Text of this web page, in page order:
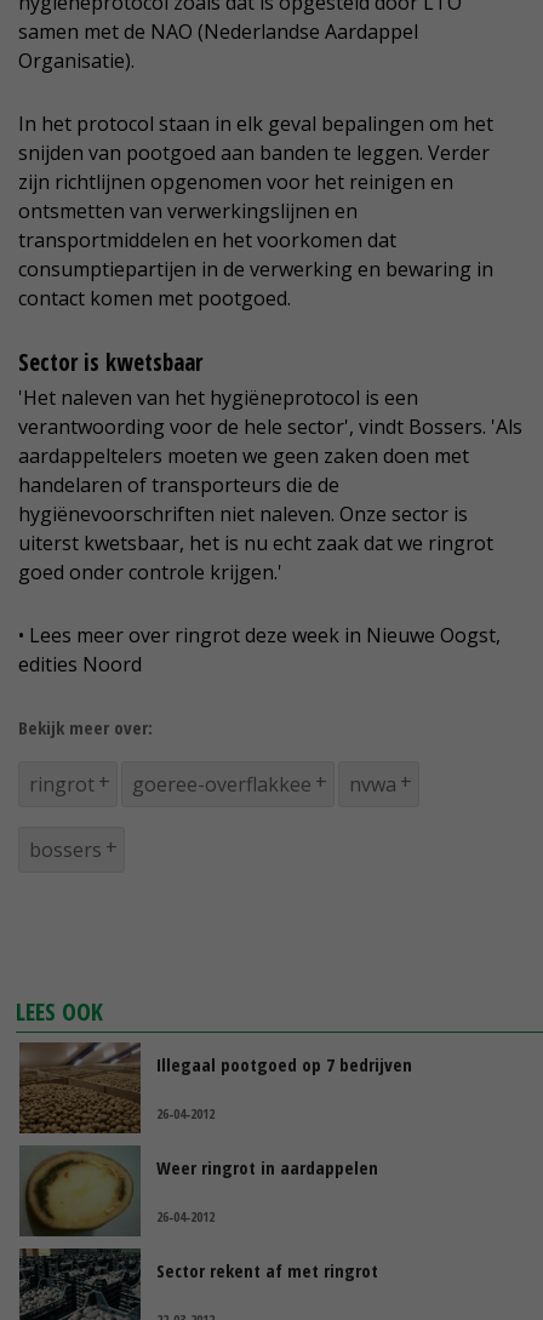
samen met de NAO (Nederlandse Aardappel
Organisatie).
In het protocol staan in elk geval bepalingen om het
snijden van pootgoed aan banden te leggen. Verder
zijn richtlijnen opgenomen voor het reinigen en
ontsmetten van verwerkingslijnen en
transportmiddelen en het voorkomen dat
consumptiepartijen in de verwerking en bewaring in
contact komen met pootgoed.
Sector is kwetsbaar
'Het naleven van het hygiëneprotocol is een
verantwoording voor de hele sector', vindt Bossers. 'Als
aardappeltelers moeten we geen zaken doen met
handelaren of transporteurs die de
hygiënevoorschriften niet naleven. Onze sector is
uiterst kwetsbaar, het is nu echt zaak dat we ringrot
goed onder controle krijgen.'
• Lees meer over ringrot deze week in Nieuwe Oogst,
edities Noord
Bekijk meer over:
ringrot goeree-overflakkee nvwa
bossers
LEES OOK
Illegaal pootgoed op 7 bedrijven
26-04-2012
Weer ringrot in aardappelen
26-04-2012
Sector rekent af met ringrot